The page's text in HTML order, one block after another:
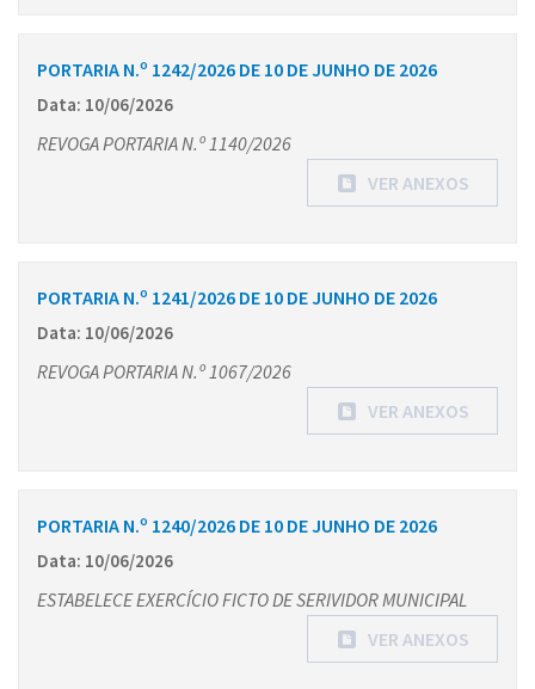
PORTARIA N.º 1242/2026 DE 10 DE JUNHO DE 2026
Data: 10/06/2026
REVOGA PORTARIA N.º 1140/2026
VER ANEXOS
PORTARIA N.º 1241/2026 DE 10 DE JUNHO DE 2026
Data: 10/06/2026
REVOGA PORTARIA N.º 1067/2026
VER ANEXOS
PORTARIA N.º 1240/2026 DE 10 DE JUNHO DE 2026
Data: 10/06/2026
ESTABELECE EXERCÍCIO FICTO DE SERIVIDOR MUNICIPAL
VER ANEXOS